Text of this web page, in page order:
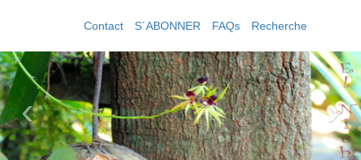
Contact S´ABONNER FAQs Recherche
‹ ›